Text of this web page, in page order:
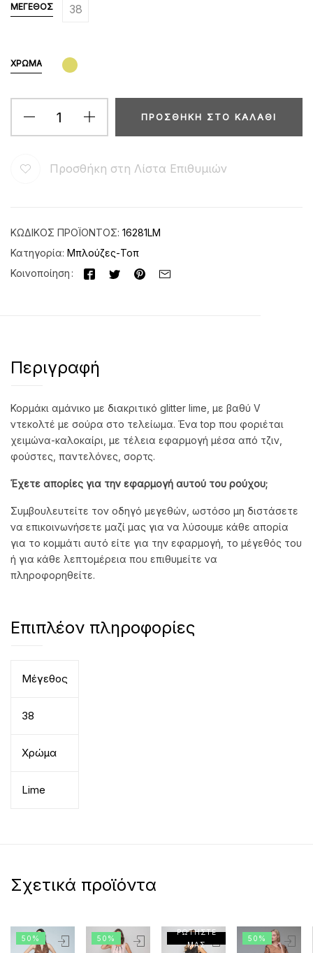
ΜΈΓΕΘΟΣ 38
ΧΡΏΜΑ
ΠΡΟΣΘΉΚΗ ΣΤΟ ΚΑΛΆΘΙ
Προσθήκη στη Λίστα Επιθυμιών
ΚΩΔΙΚΌΣ ΠΡΟΪΌΝΤΟΣ: 16281LM
Κατηγορία: Μπλούζες-Τοπ
Κοινοποίηση
Περιγραφή
Κορμάκι αμάνικο με διακριτικό glitter lime, με βαθύ V
ντεκολτέ με σούρα στο τελείωμα. Ένα top που φοριέται
χειμώνα-καλοκαίρι, με τέλεια εφαρμογή μέσα από τζιν,
φούστες, παντελόνες, σορτς.
Έχετε απορίες για την εφαρμογή αυτού του ρούχου;
Συμβουλευτείτε τον οδηγό μεγεθών, ωστόσο μη διστάσετε
να επικοινωνήσετε μαζί μας για να λύσουμε κάθε απορία
για το κομμάτι αυτό είτε για την εφαρμογή, το μέγεθός του
ή για κάθε λεπτομέρεια που επιθυμείτε να
πληροφορηθείτε.
Επιπλέον πληροφορίες
Μέγεθος
38
Χρώμα
Lime
Σχετικά προϊόντα
50% 50%
ΡΩΤΗΣΤΕ
ΜΑΣ
50%